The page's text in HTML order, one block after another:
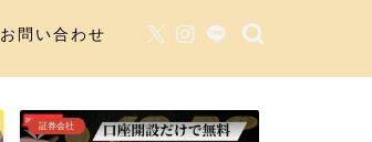
お問い合わせ
証券会社